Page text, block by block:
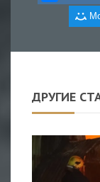
ДРУГИЕ